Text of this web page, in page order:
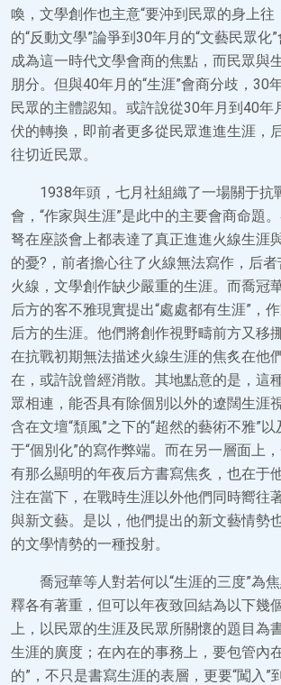
喚，文學創作也主意“要沖到民眾的身上往
的“反動文學”論爭到30年月的“文藝民眾化
成為這一時代文學會商的焦點，而民眾與
朋分。但與40年月的“生涯”會商分歧，30
民眾的主體認知。或許說從30年月到40年
伏的轉換，即前者更多從民眾進進生涯，
往切近民眾。
1938年頭，七月社組織了一場關于抗
會，“作家與生涯”是此中的主要會商命題
弩在座談會上都表達了真正進進火線生涯
的憂?，前者擔心往了火線無法寫作，后
火線，文學創作缺少嚴重的生涯。而喬冠
后方的客不雅現實提出“處處都有生涯”，
后方的生涯。他們將創作視野疇前方又移
在抗戰初期無法描述火線生涯的焦炙在他
在，或許說曾經消散。其地點意的是，這
眾相連，能否具有除個別以外的遼闊生涯
含在文壇“頹風”之下的“超然的藝術不雅”以
于“個別化”的寫作弊端。而在另一層面上
有那么顯明的年夜后方書寫焦炙，也在于
注在當下，在戰時生涯以外他們同時嚮往
與新文藝。是以，他們提出的新文藝情勢
的文學情勢的一種投射。
喬冠華等人對若何以“生涯的三度”為
釋各有著重，但可以年夜致回結為以下幾
上，以民眾的生涯及民眾所關懷的題目為
生涯的廣度；在內在的事務上，要包管內
的”，不只是書寫生涯的表層，更要“闖入”